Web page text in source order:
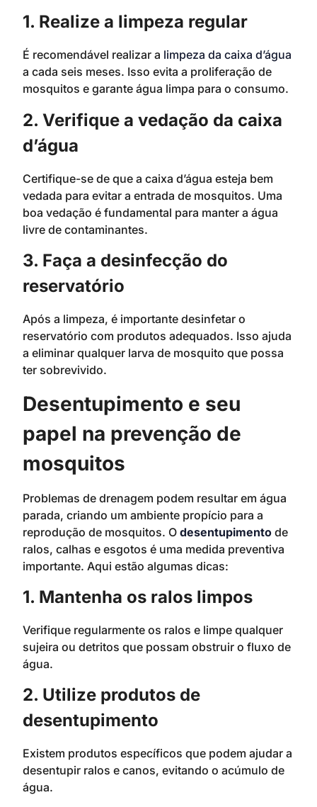
1. Realize a limpeza regular
É recomendável realizar a limpeza da caixa d’água
a cada seis meses. Isso evita a proliferação de
mosquitos e garante água limpa para o consumo.
2. Verifique a vedação da caixa
d’água
Certifique-se de que a caixa d’água esteja bem
vedada para evitar a entrada de mosquitos. Uma
boa vedação é fundamental para manter a água
livre de contaminantes.
3. Faça a desinfecção do
reservatório
Após a limpeza, é importante desinfetar o
reservatório com produtos adequados. Isso ajuda
a eliminar qualquer larva de mosquito que possa
ter sobrevivido.
Desentupimento e seu
papel na prevenção de
mosquitos
Problemas de drenagem podem resultar em água
parada, criando um ambiente propício para a
reprodução de mosquitos. O desentupimento de
ralos, calhas e esgotos é uma medida preventiva
importante. Aqui estão algumas dicas:
1. Mantenha os ralos limpos
Verifique regularmente os ralos e limpe qualquer
sujeira ou detritos que possam obstruir o fluxo de
água.
2. Utilize produtos de
desentupimento
Existem produtos específicos que podem ajudar a
desentupir ralos e canos, evitando o acúmulo de
água.